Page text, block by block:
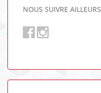
NOUS SUIVRE AILLEURS